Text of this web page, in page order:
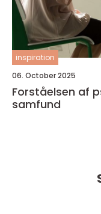
inspiration
06. October 2025
Forståelsen af
samfund